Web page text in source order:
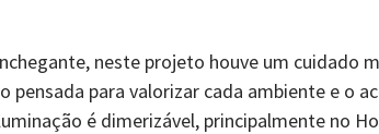
neste projeto houve um cuidado
para valorizar cada ambiente e o
é dimerizável, principalmente no